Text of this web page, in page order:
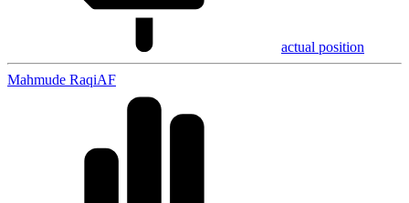
actual position
Mahmude RaqiAF